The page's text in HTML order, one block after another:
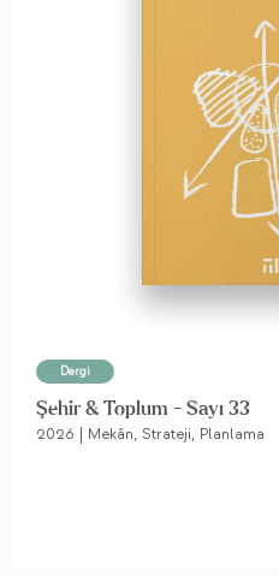
Dergi
Şehir & Toplum - Sayı 33
2026 | Mekân, Strateji, Planlama